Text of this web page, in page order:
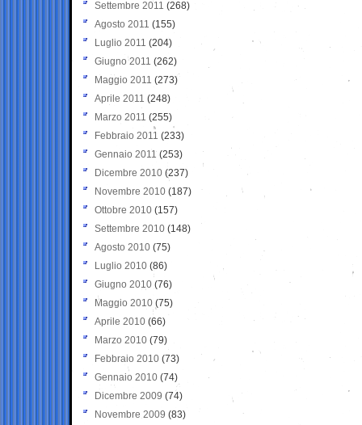
Settembre 2011 (268)
Agosto 2011 (155)
Luglio 2011 (204)
Giugno 2011 (262)
Maggio 2011 (273)
Aprile 2011 (248)
Marzo 2011 (255)
Febbraio 2011 (233)
Gennaio 2011 (253)
Dicembre 2010 (237)
Novembre 2010 (187)
Ottobre 2010 (157)
Settembre 2010 (148)
Agosto 2010 (75)
Luglio 2010 (86)
Giugno 2010 (76)
Maggio 2010 (75)
Aprile 2010 (66)
Marzo 2010 (79)
Febbraio 2010 (73)
Gennaio 2010 (74)
Dicembre 2009 (74)
Novembre 2009 (83)